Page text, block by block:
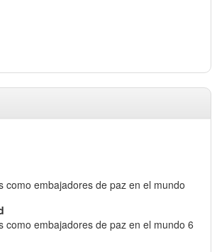
como embajadores de paz en el mundo
como embajadores de paz en el mundo 6